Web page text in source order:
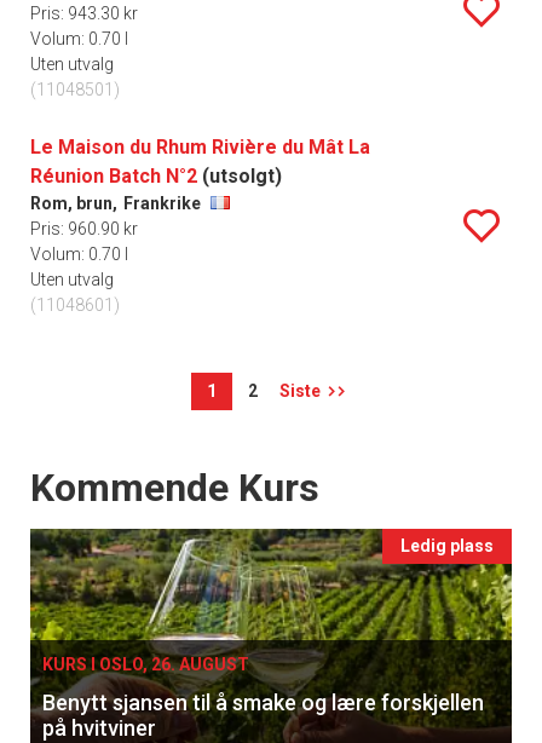
Pris: 943.30 kr
Volum: 0.70 l
Uten utvalg
(11048501)
Le Maison du Rhum Rivière du Mât La
Réunion Batch N°2 (utsolgt)
Rom, brun, Frankrike
Pris: 960.90 kr
Volum: 0.70 l
Uten utvalg
(11048601)
1 2 Siste
Events
Kommende Kurs
Ledig plass
KURS I OSLO, 26. AUGUST
Benytt sjansen til å smake og lære forskjellen
på hvitviner